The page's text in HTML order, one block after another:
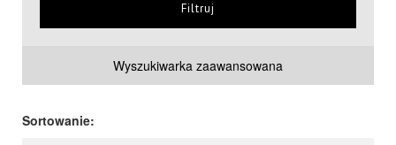
Filtruj
Wyszukiwarka zaawansowana
Sortowanie: